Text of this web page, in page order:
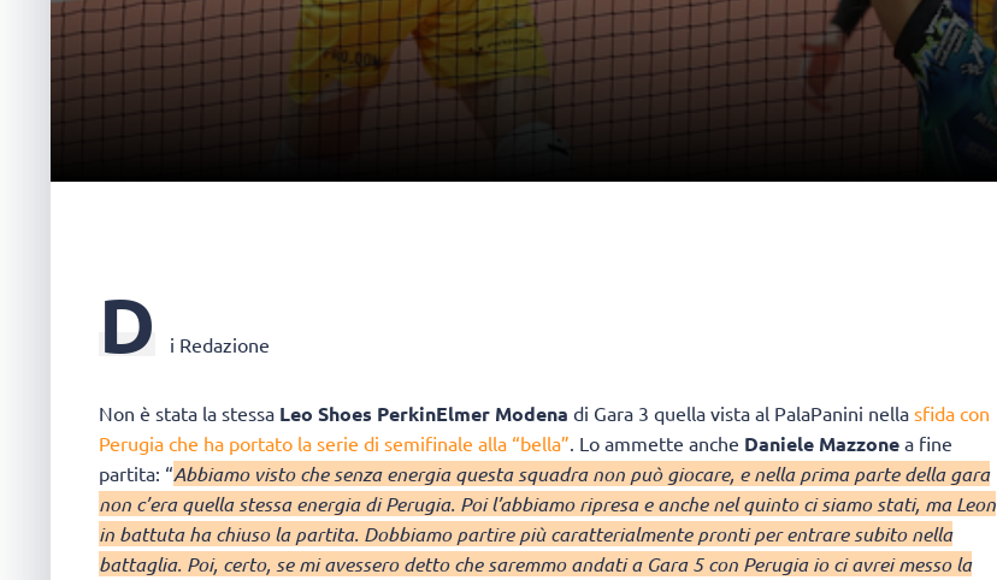
D i Redazione
Non è stata la stessa Leo Shoes PerkinElmer Modena di Gara 3 quella vista al PalaPanini nella sfida con
Perugia che ha portato la serie di semifinale alla “bella”. Lo ammette anche Daniele Mazzone a fine
partita: “Abbiamo visto che senza energia questa squadra non può giocare, e nella prima parte della gara
non c’era quella stessa energia di Perugia. Poi l’abbiamo ripresa e anche nel quinto ci siamo stati, ma Leon
in battuta ha chiuso la partita. Dobbiamo partire più caratterialmente pronti per entrare subito nella
battaglia. Poi, certo, se mi avessero detto che saremmo andati a Gara 5 con Perugia io ci avrei messo la